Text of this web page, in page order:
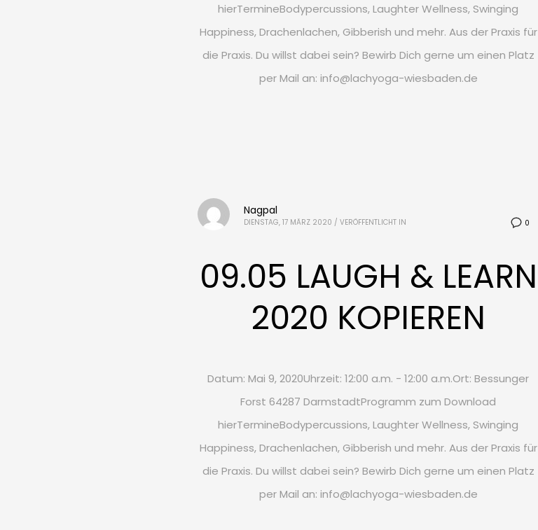
hierTermineBodypercussions, Laughter Wellness, Swinging
Happiness, Drachenlachen, Gibberish und mehr. Aus der Praxis für
die Praxis. Du willst dabei sein? Bewirb Dich gerne um einen Platz
per Mail an: info@lachyoga-wiesbaden.de
0
Nagpal
DIENSTAG, 17 MÄRZ 2020 / VERÖFFENTLICHT IN
09.05 LAUGH & LEARN
2020 KOPIEREN
Datum: Mai 9, 2020Uhrzeit: 12:00 a.m. - 12:00 a.m.Ort: Bessunger
Forst 64287 DarmstadtProgramm zum Download
hierTermineBodypercussions, Laughter Wellness, Swinging
Happiness, Drachenlachen, Gibberish und mehr. Aus der Praxis für
die Praxis. Du willst dabei sein? Bewirb Dich gerne um einen Platz
per Mail an: info@lachyoga-wiesbaden.de